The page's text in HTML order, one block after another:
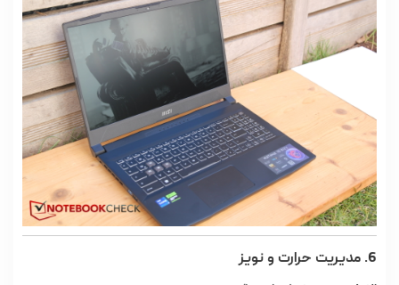
6. مدیریت حرارت و نویز